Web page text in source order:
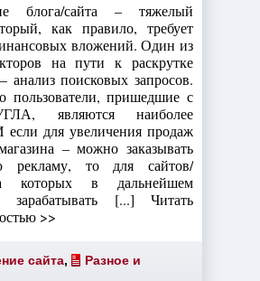
блога/сайта – тяжелый
как правило, требует
вложений. Один из
на пути к раскрутке
анализ поисковых запросов.
пользователи, пришедшие с
являются наиболее
для увеличения продаж
– можно заказывать
рекламу, то для сайтов/
которых в дальнейшем
зарабатывать [...] Читать
>>
сайта,
Разное и